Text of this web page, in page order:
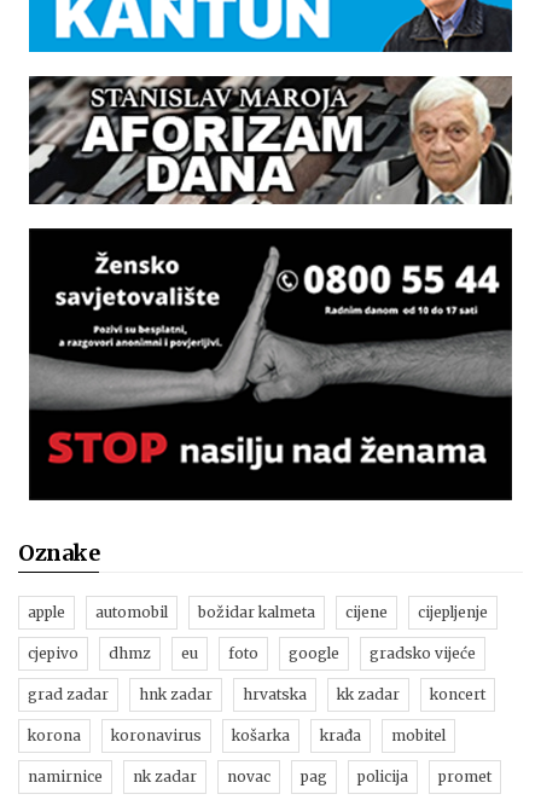
Oznake
apple automobil božidar kalmeta cijene cijepljenje
cjepivo dhmz eu foto google gradsko vijeće
grad zadar hnk zadar hrvatska kk zadar koncert
korona koronavirus košarka krađa mobitel
namirnice nk zadar novac pag policija promet